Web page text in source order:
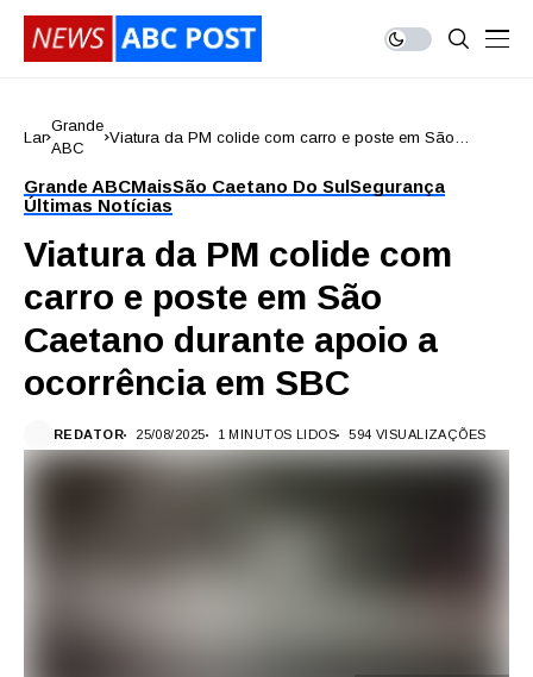
Lar
Grande
ABC
Viatura da PM colide com carro e poste em São
Grande ABCMaisSão Caetano Do SulSegurança
Últimas Notícias
Viatura da PM colide com
carro e poste em São
Caetano durante apoio a
ocorrência em SBC
REDATOR 25/08/2025 1 MINUTOS LIDOS 594 VISUALIZAÇÕES